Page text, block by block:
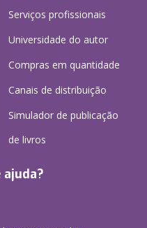
Serviços profissionais
Universidade do autor
Compras em quantidade
Canais de distribuição
Simulador de publicação
de livros
ajuda?